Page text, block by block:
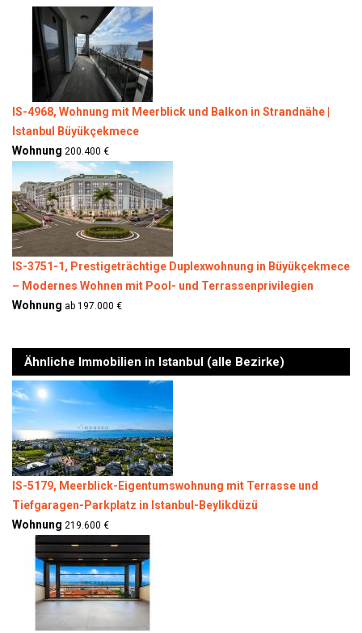
IS-4968, Wohnung mit Meerblick und Balkon in Strandnähe |
Istanbul Büyükçekmece
Wohnung 200.400 €
IS-3751-1, Prestigeträchtige Duplexwohnung in Büyükçekmece
– Modernes Wohnen mit Pool- und Terrassenprivilegien
Wohnung ab 197.000 €
Ähnliche Immobilien in Istanbul (alle Bezirke)
IS-5179, Meerblick-Eigentumswohnung mit Terrasse und
Tiefgaragen-Parkplatz in Istanbul-Beylikdüzü
Wohnung 219.600 €